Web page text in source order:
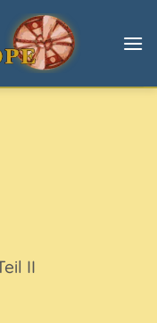
II